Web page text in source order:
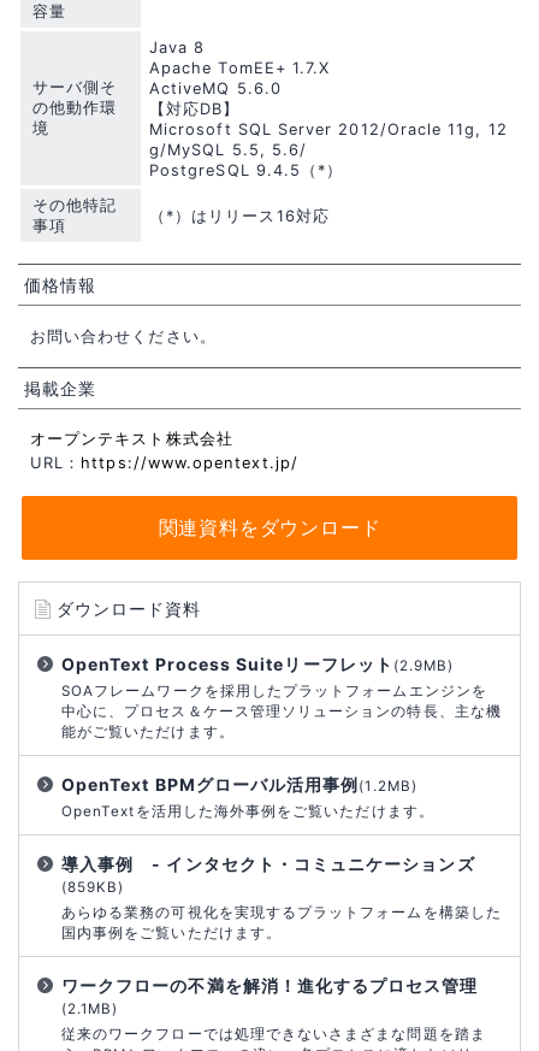
容量
サーバ側そ
の他動作環
境
Java 8
Apache TomEE+ 1.7.X
ActiveMQ 5.6.0
【対応DB】
Microsoft SQL Server 2012/Oracle 11g, 12
g/MySQL 5.5, 5.6/
PostgreSQL 9.4.5（*）
その他特記
事項
（*）はリリース16対応
価格情報
お問い合わせください。
掲載企業
オープンテキスト株式会社
URL： https://www.opentext.jp/
関連資料をダウンロード
ダウンロード資料
OpenText Process Suiteリーフレット (2.9MB)
SOAフレームワークを採用したプラットフォームエンジンを
中心に、プロセス＆ケース管理ソリューションの特長、主な機
能がご覧いただけます。
OpenText BPMグローバル活用事例(1.2MB)
OpenTextを活用した海外事例をご覧いただけます。
導入事例 - インタセクト・コミュニケーションズ
(859KB)
あらゆる業務の可視化を実現するプラットフォームを構築した
国内事例をご覧いただけます。
ワークフローの不満を解消！進化するプロセス管理
(2.1MB)
従来のワークフローでは処理できないさまざまな問題を踏ま